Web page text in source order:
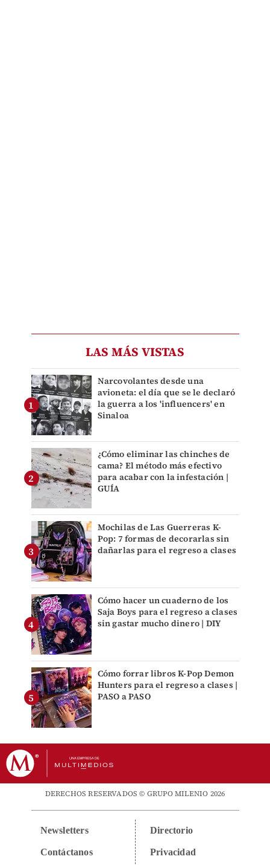
LAS MÁS VISTAS
Narcovolantes desde una
avioneta: el día que se le declaró
la guerra a los 'influencers' en
Sinaloa
¿Cómo eliminar las chinches de
cama? El método más efectivo
para acabar con la infestación |
GUÍA
Mochilas de Las Guerreras K-
Pop: 7 formas de decorarlas sin
dañarlas para el regreso a clases
Cómo hacer un cuaderno de los
Saja Boys para el regreso a clases
sin gastar mucho dinero | DIY
Cómo forrar libros K-Pop Demon
Hunters para el regreso a clases |
PASO a PASO
DERECHOS RESERVADOS © GRUPO MILENIO 2026
Newsletters
Contáctanos
Directorio
Privacidad